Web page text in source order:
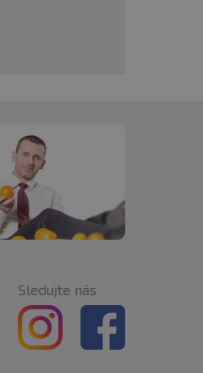
Sledujte nás